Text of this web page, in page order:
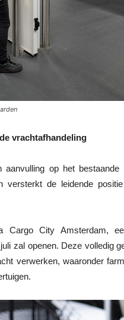
vrachtafhandeling
op het
versterkt de leidende
Cargo City Amsterdam,
zal openen. Deze volledig
verwerken, waaronder